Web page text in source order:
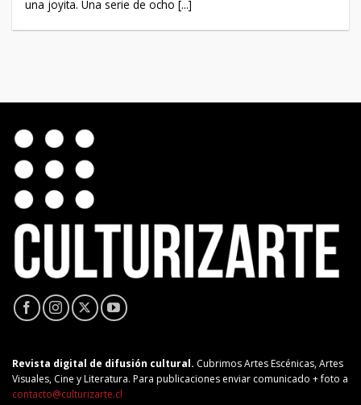
una joyita. Una serie de ocho [...]
Revista digital de difusión cultural. Cubrimos Artes Escénicas, Artes
Visuales, Cine y Literatura. Para publicaciones enviar comunicado + foto a
contacto@culturizarte.cl